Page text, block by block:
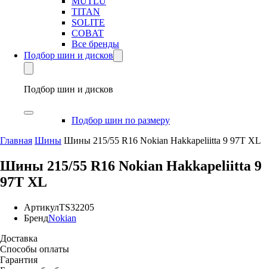
TITAN
SOLITE
COBAT
Все бренды
Подбор шин и дисков
Подбор шин и дисков
Подбор шин по размеру
Главная Шины Шины 215/55 R16 Nokian Hakkapeliitta 9 97T XL
Шины 215/55 R16 Nokian Hakkapeliitta 9
97T XL
АртикулTS32205
БрендNokian
Доставка
Способы оплаты
Гарантия